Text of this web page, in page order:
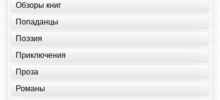
Обзоры книг
Попаданцы
Поэзия
Приключения
Проза
Романы